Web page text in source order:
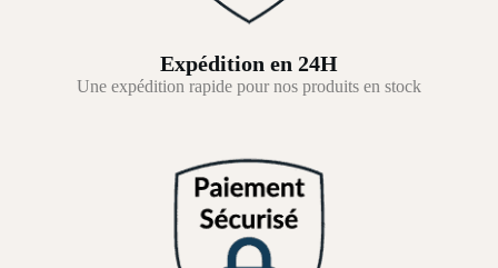
Expédition en 24H
Une expédition rapide pour nos produits en stock